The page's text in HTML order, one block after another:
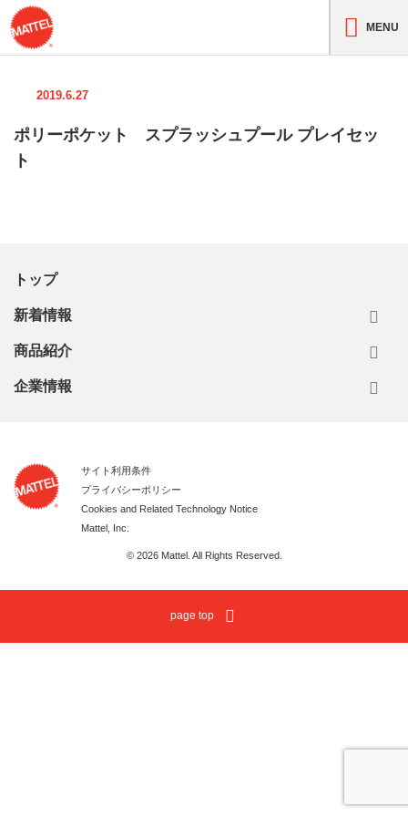
MENU
2019.6.27
ポリーポケット スプラッシュプール プレイセッ
ト
トップ
新着情報
商品紹介
企業情報
サイト利用条件
プライバシーポリシー
Cookies and Related Technology Notice
Mattel, Inc.
© 2026 Mattel. All Rights Reserved.
page top